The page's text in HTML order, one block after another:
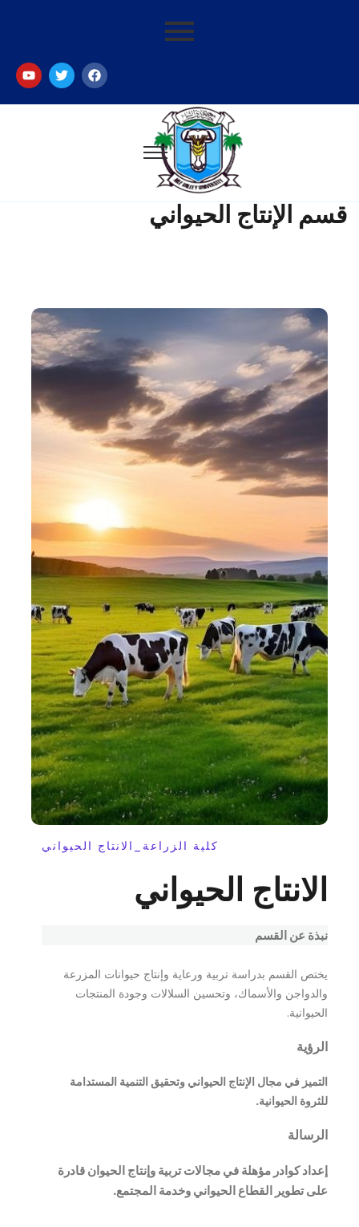
قسم الإنتاج الحيواني
كلية الزراعة_الانتاج الحيواني
الانتاج الحيواني
نبذة عن القسم
يختص القسم بدراسة تربية ورعاية وإنتاج حيوانات المزرعة
والدواجن والأسماك، وتحسين السلالات وجودة المنتجات
الحيوانية.
الرؤية
التميز في مجال الإنتاج الحيواني وتحقيق التنمية المستدامة
للثروة الحيوانية.
الرسالة
إعداد كوادر مؤهلة في مجالات تربية وإنتاج الحيوان قادرة
على تطوير القطاع الحيواني وخدمة المجتمع.